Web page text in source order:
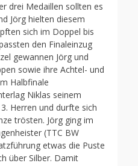
drei Medaillen sollten es
Jörg hielten diesem
sich im Doppel bis
den Finaleinzug
gewannen Jörg und
sowie ihre Achtel- und
Halbfinale
Niklas seinem
Herren und durfte sich
trösten. Jörg ging im
(TTC BW
etwas die Puste
über Silber. Damit